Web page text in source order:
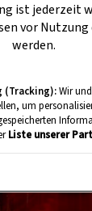
ist jederzeit
vor
werden.
(Tracking):Wir
um
Liste unserer